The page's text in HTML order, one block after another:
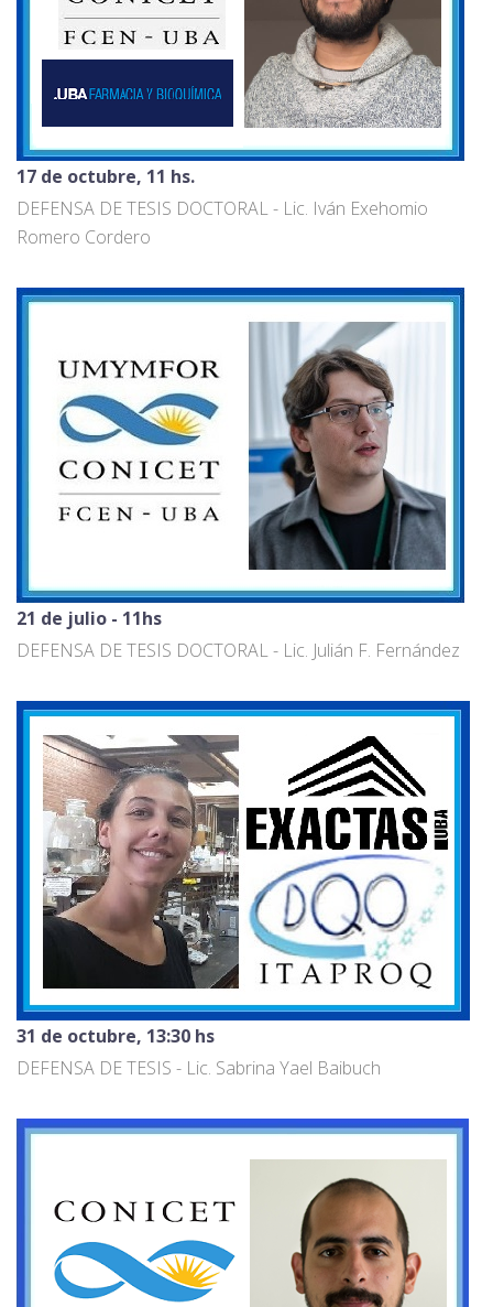
17 de octubre, 11 hs.
DEFENSA DE TESIS DOCTORAL - Lic. Iván Exehomio
Romero Cordero
21 de julio - 11hs
DEFENSA DE TESIS DOCTORAL - Lic. Julián F. Fernández
31 de octubre, 13:30 hs
DEFENSA DE TESIS - Lic. Sabrina Yael Baibuch